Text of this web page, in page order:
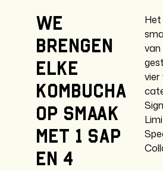
We
brengen
elke
kombucha
op smaak
met 1 sap
en 4
Het
van
vier